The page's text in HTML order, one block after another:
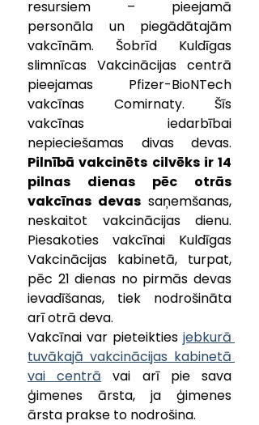
resursiem – pieejamā
personāla un piegādātajām
vakcīnām. Šobrīd Kuldīgas
slimnīcas Vakcinācijas centrā
pieejamas Pfizer-BioNTech
vakcīnas Comirnaty. Šīs
vakcīnas iedarbībai
Pilnībā vakcinēts cilvēks ir 14
pilnas dienas pēc otrās
vakcīnas devas saņemšanas,
neskaitot vakcinācijas dienu.
Piesakoties vakcīnai Kuldīgas
Vakcinācijas kabinetā, turpat,
pēc 21 dienas no pirmās devas
ievadīšanas, tiek nodrošināta
arī otrā deva.
Vakcīnai var pieteikties jebkurā
tuvākajā vakcinācijas kabinetā
vai centrā vai arī pie sava
ģimenes ārsta, ja ģimenes
ārsta prakse to nodrošina.